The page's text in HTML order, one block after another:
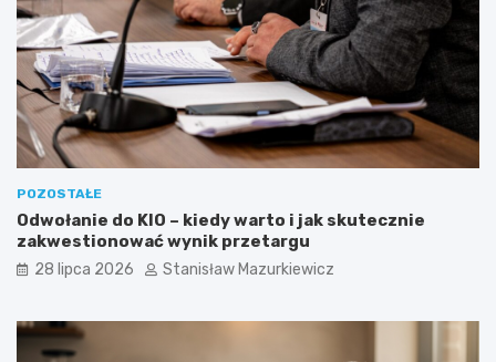
POZOSTAŁE
Odwołanie do KIO – kiedy warto i jak skutecznie
zakwestionować wynik przetargu
28 lipca 2026 Stanisław Mazurkiewicz